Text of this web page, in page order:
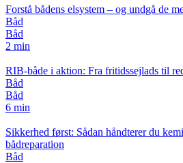
Forstå bådens elsystem – og undgå de
Båd
Båd
2 min
RIB-både i aktion: Fra fritidssejlads til
Båd
Båd
6 min
Sikkerhed først: Sådan håndterer du
bådreparation
Båd